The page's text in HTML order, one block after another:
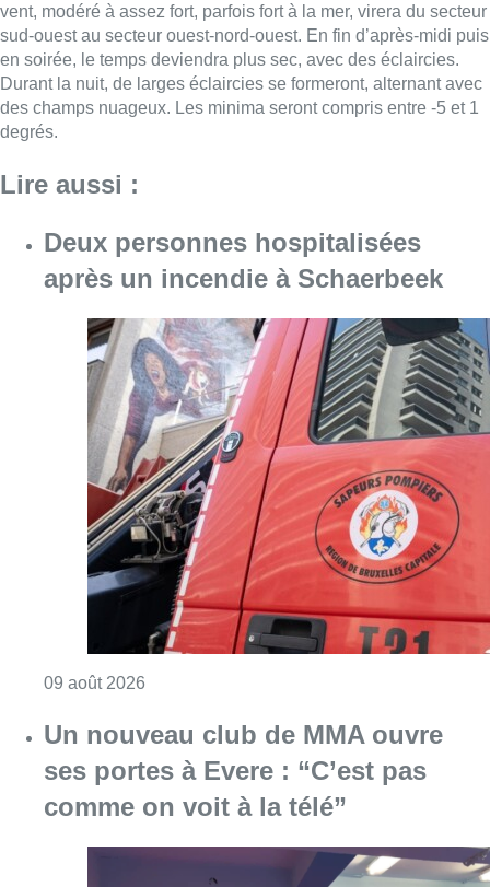
vent, modéré à assez fort, parfois fort à la mer, virera du secteur
sud-ouest au secteur ouest-nord-ouest. En fin d’après-midi puis
en soirée, le temps deviendra plus sec, avec des éclaircies.
Durant la nuit, de larges éclaircies se formeront, alternant avec
des champs nuageux. Les minima seront compris entre -5 et 1
degrés.
Lire aussi :
Deux personnes hospitalisées
après un incendie à Schaerbeek
09 août 2026
Un nouveau club de MMA ouvre
ses portes à Evere : “C’est pas
comme on voit à la télé”